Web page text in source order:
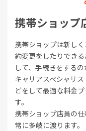
携帯ショップ
携帯ショップは新し
約変更をしたりでき
して、手続きをする
キャリアスペシャリ
どをして最適な料金
す。
携帯ショップ店員の
常に多岐に渡ります。